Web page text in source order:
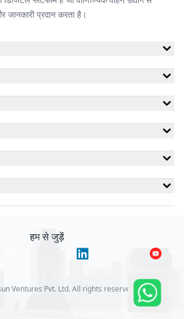
प्रदान करता है।
हम से जुड़ें
Ventures Pvt. Ltd. All rights reserved.